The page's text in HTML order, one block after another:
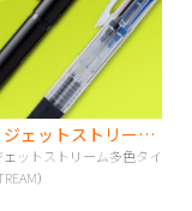
《UNI》ジェットストリーム多色タイプ（JETSTREAM）
ェットストリーム多色タイ
）